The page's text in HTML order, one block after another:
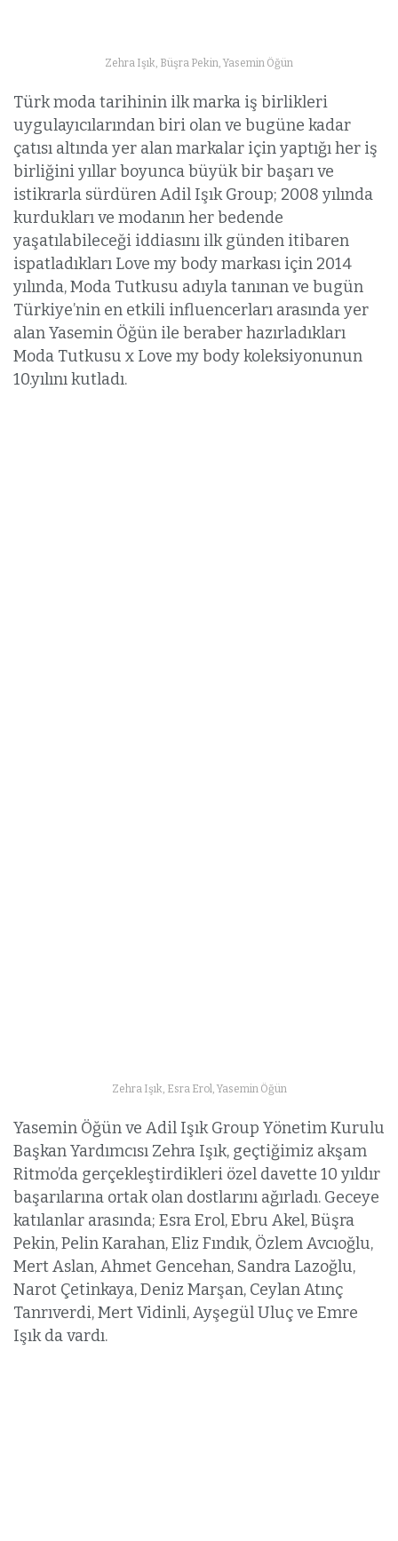
Zehra Işık, Büşra Pekin, Yasemin Öğün
Türk moda tarihinin ilk marka iş birlikleri
uygulayıcılarından biri olan ve bugüne kadar
çatısı altında yer alan markalar için yaptığı her iş
birliğini yıllar boyunca büyük bir başarı ve
istikrarla sürdüren Adil Işık Group; 2008 yılında
kurdukları ve modanın her bedende
yaşatılabileceği iddiasını ilk günden itibaren
ispatladıkları Love my body markası için 2014
yılında, Moda Tutkusu adıyla tanınan ve bugün
Türkiye’nin en etkili influencerları arasında yer
alan Yasemin Öğün ile beraber hazırladıkları
Moda Tutkusu x Love my body koleksiyonunun
10.yılını kutladı.
Zehra Işık, Esra Erol, Yasemin Öğün
Yasemin Öğün ve Adil Işık Group Yönetim Kurulu
Başkan Yardımcısı Zehra Işık, geçtiğimiz akşam
Ritmo’da gerçekleştirdikleri özel davette 10 yıldır
başarılarına ortak olan dostlarını ağırladı. Geceye
katılanlar arasında; Esra Erol, Ebru Akel, Büşra
Pekin, Pelin Karahan, Eliz Fındık, Özlem Avcıoğlu,
Mert Aslan, Ahmet Gencehan, Sandra Lazoğlu,
Narot Çetinkaya, Deniz Marşan, Ceylan Atınç
Tanrıverdi, Mert Vidinli, Ayşegül Uluç ve Emre
Işık da vardı.